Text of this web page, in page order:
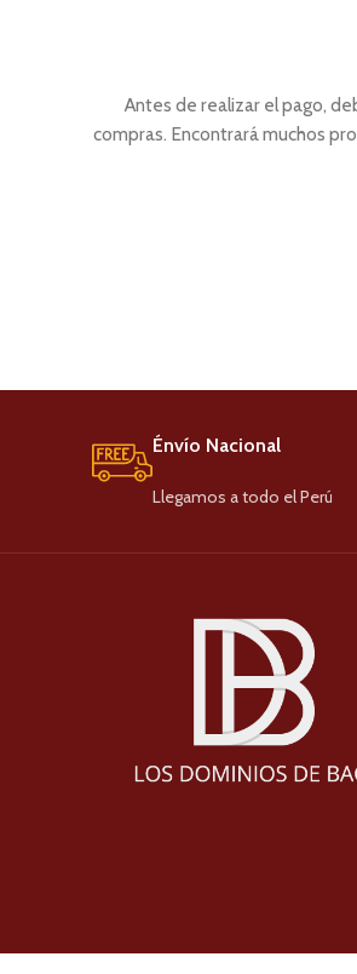
Antes de realizar el pago,
compras. Encontrará muchos
Énvío Nacional
Llegamos a todo el Perú